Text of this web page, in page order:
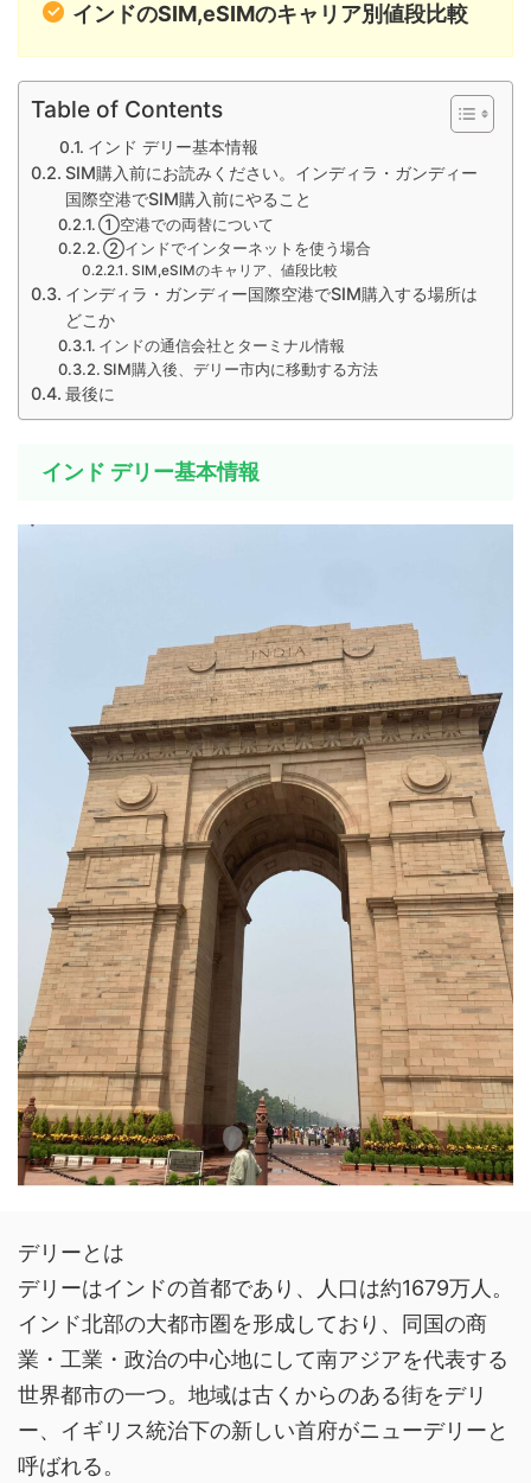
インドのSIM,eSIMのキャリア別値段比較
Table of Contents
インド デリー基本情報
SIM購入前にお読みください。インディラ・ガンディー
国際空港でSIM購入前にやること
①空港での両替について
②インドでインターネットを使う場合
SIM,eSIMのキャリア、値段比較
インディラ・ガンディー国際空港でSIM購入する場所は
どこか
インドの通信会社とターミナル情報
SIM購入後、デリー市内に移動する方法
最後に
インド デリー基本情報
デリーとは
デリーはインドの首都であり、人口は約1679万人。
インド北部の大都市圏を形成しており、同国の商
業・工業・政治の中心地にして南アジアを代表する
世界都市の一つ。地域は古くからのある街をデリ
ー、イギリス統治下の新しい首府がニューデリーと
呼ばれる。